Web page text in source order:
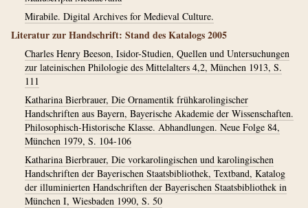
Mirabile. Digital Archives for Medieval Culture.
Literatur zur Handschrift: Stand des Katalogs 2005
Charles Henry Beeson, Isidor-Studien, Quellen und Untersuchungen
zur lateinischen Philologie des Mittelalters 4,2, München 1913, S.
111
Katharina Bierbrauer, Die Ornamentik frühkarolingischer
Handschriften aus Bayern, Bayerische Akademie der Wissenschaften.
Philosophisch-Historische Klasse. Abhandlungen. Neue Folge 84,
München 1979, S. 104-106
Katharina Bierbrauer, Die vorkarolingischen und karolingischen
Handschriften der Bayerischen Staatsbibliothek, Textband, Katalog
der illuminierten Handschriften der Bayerischen Staatsbibliothek in
München I, Wiesbaden 1990, S. 50